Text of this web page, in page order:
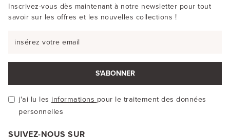
Inscrivez-vous dès maintenant à notre newsletter pour tout
savoir sur les offres et les nouvelles collections !
S'ABONNER
j'ai lu les informations pour le traitement des données
personnelles
SUIVEZ-NOUS SUR